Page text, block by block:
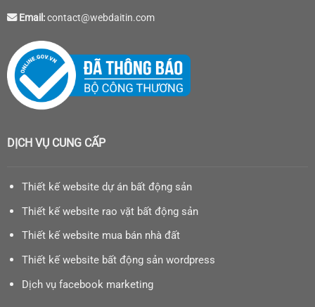
Email:contact@webdaitin.com
DỊCH VỤ CUNG CẤP
Thiết kế website dự án bất động sản
Thiết kế website rao vặt bất động sản
Thiết kế website mua bán nhà đất
Thiết kế website bất động sản wordpress
Dịch vụ facebook marketing